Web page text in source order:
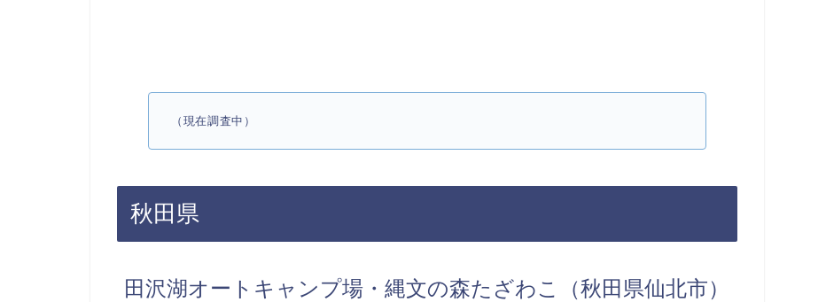
（現在調査中）
秋田県
田沢湖オートキャンプ場・縄文の森たざわこ（秋田県仙北市）